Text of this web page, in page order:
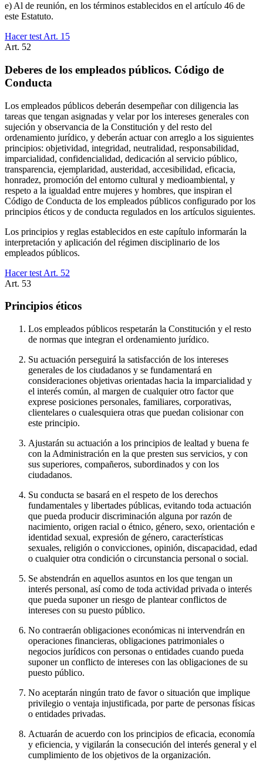
e) Al de reunión, en los términos establecidos en el artículo 46 de
este Estatuto.
Hacer test Art. 15
Art. 52
Deberes de los empleados públicos. Código de
Conducta
Los empleados públicos deberán desempeñar con diligencia las
tareas que tengan asignadas y velar por los intereses generales con
sujeción y observancia de la Constitución y del resto del
ordenamiento jurídico, y deberán actuar con arreglo a los siguientes
principios: objetividad, integridad, neutralidad, responsabilidad,
imparcialidad, confidencialidad, dedicación al servicio público,
transparencia, ejemplaridad, austeridad, accesibilidad, eficacia,
honradez, promoción del entorno cultural y medioambiental, y
respeto a la igualdad entre mujeres y hombres, que inspiran el
Código de Conducta de los empleados públicos configurado por los
principios éticos y de conducta regulados en los artículos siguientes.
Los principios y reglas establecidos en este capítulo informarán la
interpretación y aplicación del régimen disciplinario de los
empleados públicos.
Hacer test Art. 52
Art. 53
Principios éticos
Los empleados públicos respetarán la Constitución y el resto
de normas que integran el ordenamiento jurídico.
Su actuación perseguirá la satisfacción de los intereses
generales de los ciudadanos y se fundamentará en
consideraciones objetivas orientadas hacia la imparcialidad y
el interés común, al margen de cualquier otro factor que
exprese posiciones personales, familiares, corporativas,
clientelares o cualesquiera otras que puedan colisionar con
este principio.
Ajustarán su actuación a los principios de lealtad y buena fe
con la Administración en la que presten sus servicios, y con
sus superiores, compañeros, subordinados y con los
ciudadanos.
Su conducta se basará en el respeto de los derechos
fundamentales y libertades públicas, evitando toda actuación
que pueda producir discriminación alguna por razón de
nacimiento, origen racial o étnico, género, sexo, orientación e
identidad sexual, expresión de género, características
sexuales, religión o convicciones, opinión, discapacidad, edad
o cualquier otra condición o circunstancia personal o social.
Se abstendrán en aquellos asuntos en los que tengan un
interés personal, así como de toda actividad privada o interés
que pueda suponer un riesgo de plantear conflictos de
intereses con su puesto público.
No contraerán obligaciones económicas ni intervendrán en
operaciones financieras, obligaciones patrimoniales o
negocios jurídicos con personas o entidades cuando pueda
suponer un conflicto de intereses con las obligaciones de su
puesto público.
No aceptarán ningún trato de favor o situación que implique
privilegio o ventaja injustificada, por parte de personas físicas
o entidades privadas.
Actuarán de acuerdo con los principios de eficacia, economía
y eficiencia, y vigilarán la consecución del interés general y el
cumplimiento de los objetivos de la organización.